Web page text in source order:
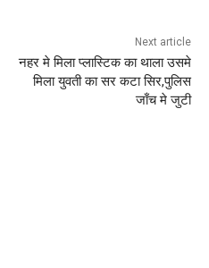
Next article
नहर मे मिला प्लास्टिक का थाला उसमे
मिला युवती का सर कटा सिर,पुलिस
जाँच मे जुटी